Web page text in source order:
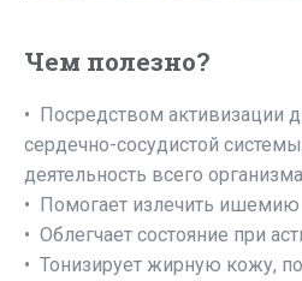
Чем полезно?
• Посредством активизации
сердечно-сосудистой
деятельность всего
• Помогает излечить ишемию
• Облегчает состояние при
• Тонизирует жирную кожу,